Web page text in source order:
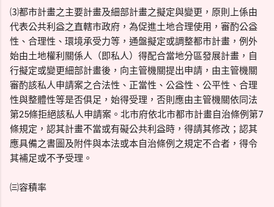
⑶都市計畫之主要計畫及細部計畫之擬定與變更，原則上係由
代表公共利益之直轄市政府，為促進土地合理使用，審酌公益
性、合理性、環境承受力等，通盤擬定或調整都市計畫，例外
始由土地權利關係人（即私人）得配合當地分區發展計畫，自
行擬定或變更細部計畫後，向主管機關提出申請，由主管機關
審酌該私人申請案之合法性、正當性、公益性、公平性、合理
性與整體性等是否俱足，始得受理，否則應由主管機關依同法
第25條拒絕該私人申請案。北市府依北市都市計畫自治條例第7
條規定，認其計畫不當或有礙公共利益時，得請其修改；認其
應具備之書圖及附件與本法或本自治條例之規定不合者，得令
其補足或不予受理。
㈢容積率